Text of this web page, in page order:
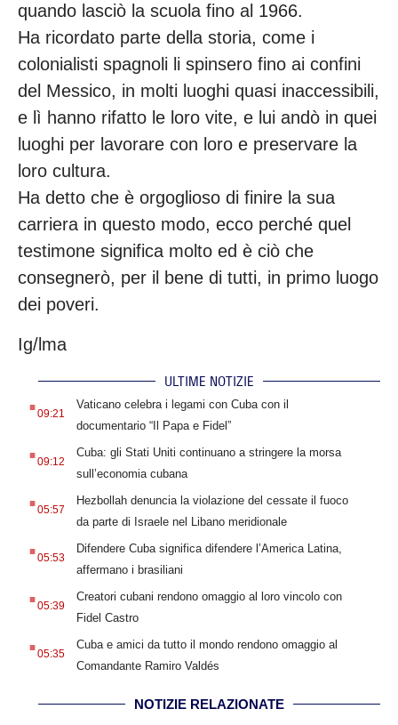
quando lasciò la scuola fino al 1966.
Ha ricordato parte della storia, come i
colonialisti spagnoli li spinsero fino ai confini
del Messico, in molti luoghi quasi inaccessibili,
e lì hanno rifatto le loro vite, e lui andò in quei
luoghi per lavorare con loro e preservare la
loro cultura.
Ha detto che è orgoglioso di finire la sua
carriera in questo modo, ecco perché quel
testimone significa molto ed è ciò che
consegnerò, per il bene di tutti, in primo luogo
dei poveri.
Ig/lma
ULTIME NOTIZIE
.09:21
Vaticano celebra i legami con Cuba con il
documentario “Il Papa e Fidel”
.09:12
Cuba: gli Stati Uniti continuano a stringere la morsa
sull’economia cubana
.05:57
Hezbollah denuncia la violazione del cessate il fuoco
da parte di Israele nel Libano meridionale
.05:53
Difendere Cuba significa difendere l’America Latina,
affermano i brasiliani
.05:39
Creatori cubani rendono omaggio al loro vincolo con
Fidel Castro
.05:35
Cuba e amici da tutto il mondo rendono omaggio al
Comandante Ramiro Valdés
NOTIZIE RELAZIONATE